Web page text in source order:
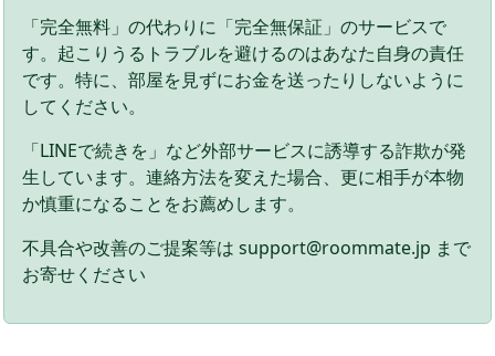
「完全無料」の代わりに「完全無保証」のサービスで
す。起こりうるトラブルを避けるのはあなた自身の責任
です。特に、部屋を見ずにお金を送ったりしないように
してください。
「LINEで続きを」など外部サービスに誘導する詐欺が発
生しています。連絡方法を変えた場合、更に相手が本物
か慎重になることをお薦めします。
不具合や改善のご提案等は support@roommate.jp まで
お寄せください